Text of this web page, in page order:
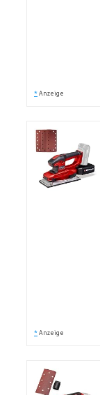
* Anzeige
* Anzeige